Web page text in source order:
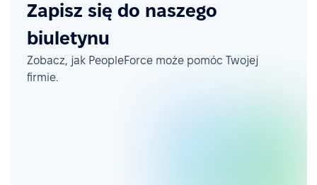
Zapisz się do naszego
biuletynu
Zobacz, jak PeopleForce może pomóc Twojej
firmie.